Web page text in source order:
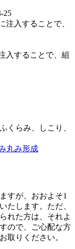
25
入することで、組
くらみ、しこり、
丸み形成
すが、おおよそ1
たします。ただ、
れた方は、それよ
ので、ご心配な方
取りください。